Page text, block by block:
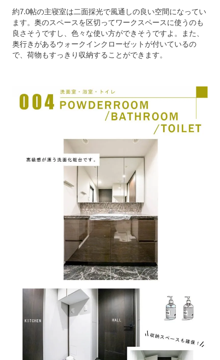
約7.0帖の主寝室は二面採光で風通しの良い空間になってい
ます。奥のスペースを区切ってワークスペースに使うのも
良さそうですし、色々な使い方ができそうですよ。また、
奥行きがあるウォークインクローゼットが付いているの
で、荷物もすっきり収納することができます。